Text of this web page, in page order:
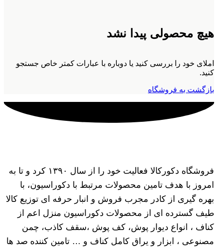
هیچ محصولی پیدا نشد
املای خود را بررسی کنید یا دوباره با عبارات کمتر خاص جستجو
کنید.
بازگشت به فروشگاه
فروشگاه دکورکالا فعالیت خود را از سال ۱۳۹۰ کرد و تا به
امروز با هدف تامین محصولات مرتبط با دکوراسیون، با
بهره گیری از کادر مجرب فروش و انبار حرفه ای توزیع کالا
طیف گسترده ای از محصولات دکوراسیون منزل اعم از
کناف ، انواع دیوار پوش، کف پوش ،سقف کاذب، چمن
مصنوعی ، ابزار و یراق کامل کناف و … تامین کننده صد ها